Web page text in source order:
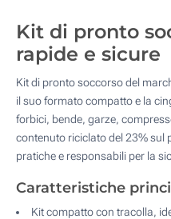
Kit di pronto
rapide e sicure
Kit di pronto soccorso del
il suo formato compatto e la
forbici, bende, garze,
contenuto riciclato del 23% sul
pratiche e responsabili per la
Caratteristiche
Kit compatto con tracolla,